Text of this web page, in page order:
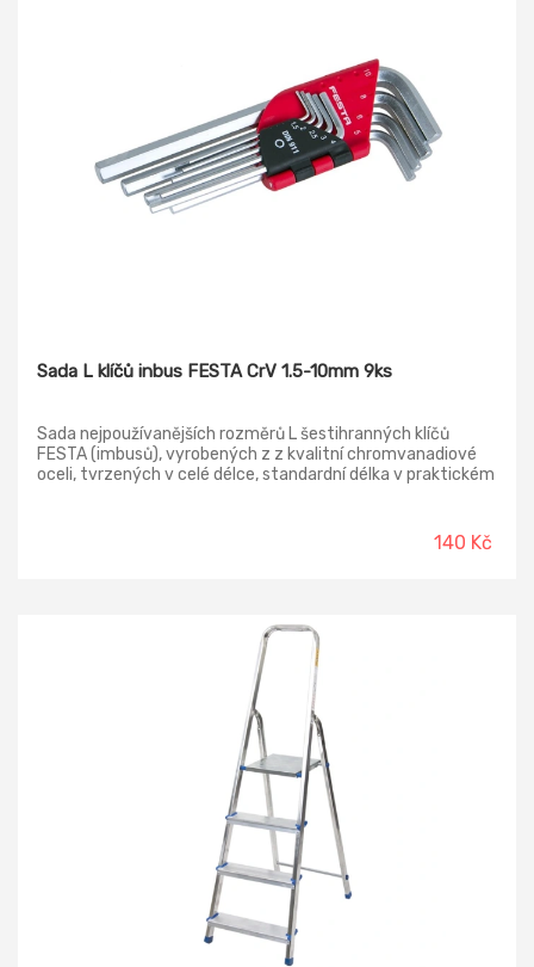
Sada L klíčů inbus FESTA CrV 1.5-10mm 9ks
Sada nejpoužívanějších rozměrů L šestihranných klíčů
FESTA (imbusů), vyrobených z z kvalitní chromvanadiové
oceli, tvrzených v celé délce, standardní délka v praktickém
140 Kč